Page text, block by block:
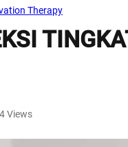
Therapy
Views